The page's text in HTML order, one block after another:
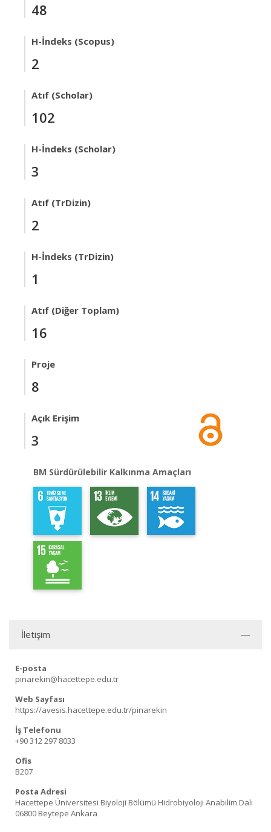
48
H-İndeks (Scopus)
2
Atıf (Scholar)
102
H-İndeks (Scholar)
3
Atıf (TrDizin)
2
H-İndeks (TrDizin)
1
Atıf (Diğer Toplam)
16
Proje
8
Açık Erişim
3
BM Sürdürülebilir Kalkınma Amaçları
İletişim
E-posta
pinarekin@hacettepe.edu.tr
Web Sayfası
https://avesis.hacettepe.edu.tr/pinarekin
İş Telefonu
+90 312 297 8033
Ofis
B207
Posta Adresi
Hacettepe Üniversitesi Biyoloji Bölümü Hidrobiyoloji Anabilim Dalı
06800 Beytepe Ankara